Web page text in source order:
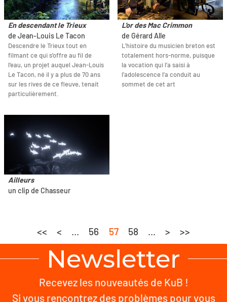
En descendant le Trieux
de Jean-Louis Le Tacon
Descendre le Trieux tout en
filmant ce qui s’offre au fil de
l’eau, un projet auquel Jean-Louis
Le Tacon, né il y a plus de 70 ans
sur les rives de ce fleuve, tenait
particulièrement.
L'or des Mac Crimmon
de Gérard Alle
L’histoire du musicien breton est
totalement hors-norme, puisque
la vocation qui l’a saisi à
l’adolescence l’a conduit au
sommet de cet art
Ailleurs
un clip de Chasseur
<< < ... 56 57 58 ... > >>
Newsletter
Recevez les nouveautés de KuB !
Si vous rencontrez des problèmes pour vous